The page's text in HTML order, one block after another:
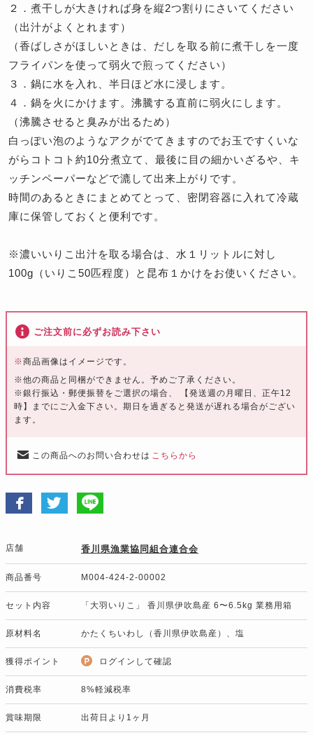
２．煮干しが大きければ身を縦2つ割りにさいてください
（出汁がよくとれます）
（香ばしさがほしいときは、だしを取る前に煮干しを一度
フライパンを使って弱火で煎ってください）
３．鍋に水を入れ、半日ほど水に浸します。
４．鍋を火にかけます。沸騰する直前に弱火にします。
（沸騰させると臭みが出るため）
白っぽい泡のようなアクがでてきますのでお玉ですくいな
がらコトコト約10分煮立て、最後に目の細かいざるや、キ
ッチンペーパーなどで漉して出来上がりです。
時間のあるときにまとめてとって、密閉容器に入れて冷蔵
庫に保管しておくと便利です。
※濃いいりこ出汁を取る場合は、水１リットルに対し
100g（いりこ50匹程度）と昆布１かけをお使いください。
ご注文前に必ずお読み下さい
※商品画像はイメージです。
※他の商品と同梱ができません。予めご了承ください。
※銀行振込・郵便振替をご選択の場合、 【発送週の月曜日、正午12
時】までにご入金下さい。期日を過ぎると発送が遅れる場合がござい
ます。
この商品へのお問い合わせは こちらから
店舗 香川県漁業協同組合連合会
商品番号 M004-424-2-00002
セット内容 「大羽いりこ」 香川県伊吹島産 6〜6.5kg 業務用箱
原材料名 かたくちいわし（香川県伊吹島産）、塩
獲得ポイント ログインして確認
消費税率 8%軽減税率
賞味期限 出荷日より1ヶ月